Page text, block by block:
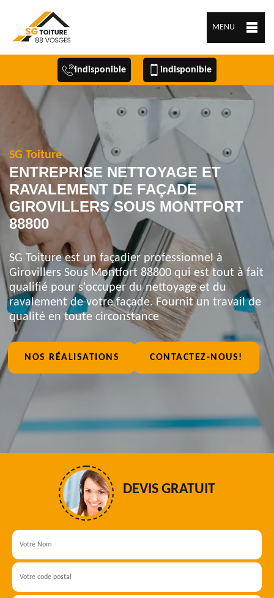
MENU
indisponible indisponible
SG Toiture
ENTREPRISE NETTOYAGE ET
RAVALEMENT DE FAÇADE
GIROVILLERS SOUS MONTFORT
88800
SG Toiture est un façadier professionnel à
Girovillers Sous Montfort 88800 qui est tout à fait
qualifié pour s'occuper du nettoyage et du
ravalement de votre façade. Fournit un travail de
qualité en toute circonstance
NOS RÉALISATIONS CONTACTEZ-NOUS!
DEVIS GRATUIT